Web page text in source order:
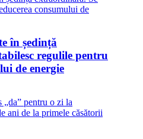
în ședință
regulile pentru
de energie